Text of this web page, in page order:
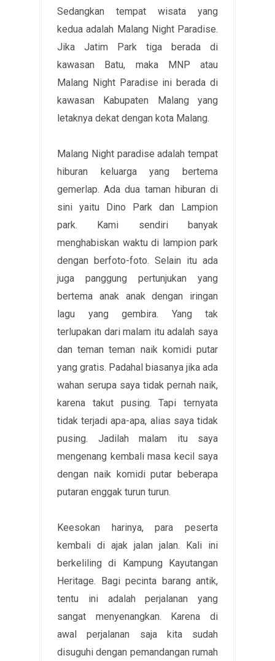
Sedangkan tempat wisata yang
kedua adalah Malang Night Paradise.
Jika Jatim Park tiga berada di
kawasan Batu, maka MNP atau
Malang Night Paradise ini berada di
kawasan Kabupaten Malang yang
letaknya dekat dengan kota Malang.
Malang Night paradise adalah tempat
hiburan keluarga yang bertema
gemerlap. Ada dua taman hiburan di
sini yaitu Dino Park dan Lampion
park. Kami sendiri banyak
menghabiskan waktu di lampion park
dengan berfoto-foto. Selain itu ada
juga panggung pertunjukan yang
bertema anak anak dengan iringan
lagu yang gembira. Yang tak
terlupakan dari malam itu adalah saya
dan teman teman naik komidi putar
yang gratis. Padahal biasanya jika ada
wahan serupa saya tidak pernah naik,
karena takut pusing. Tapi ternyata
tidak terjadi apa-apa, alias saya tidak
pusing. Jadilah malam itu saya
mengenang kembali masa kecil saya
dengan naik komidi putar beberapa
putaran enggak turun turun.
Keesokan harinya, para peserta
kembali di ajak jalan jalan. Kali ini
berkeliling di Kampung Kayutangan
Heritage. Bagi pecinta barang antik,
tentu ini adalah perjalanan yang
sangat menyenangkan. Karena di
awal perjalanan saja kita sudah
disuguhi dengan pemandangan rumah